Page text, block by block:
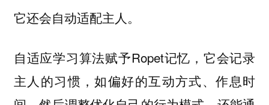
它还会自动适配主人。
自适应学习算法赋予Ropet记忆，它会记录
主人的习惯，如偏好的互动方式、作息时